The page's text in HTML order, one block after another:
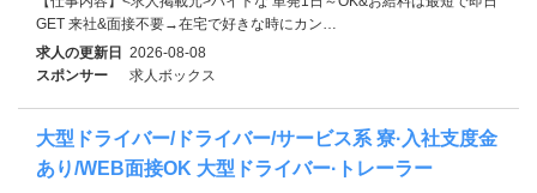
GET 来社&面接不要→在宅で好きな時にカン…
求人の更新日 2026-08-08
スポンサー
求人ボックス
大型ドライバー/ドライバー/サービス系 寮·入社支度金
あり/WEB面接OK 大型ドライバー·トレーラー